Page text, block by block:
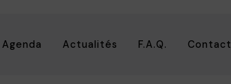
Agenda Actualités F.A.Q. Contact